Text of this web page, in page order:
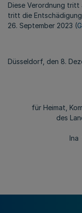
Diese Verordnung tritt
tritt die
26. September 2023 (
Düsseldorf, den 8.
für Heimat,
des
Ina